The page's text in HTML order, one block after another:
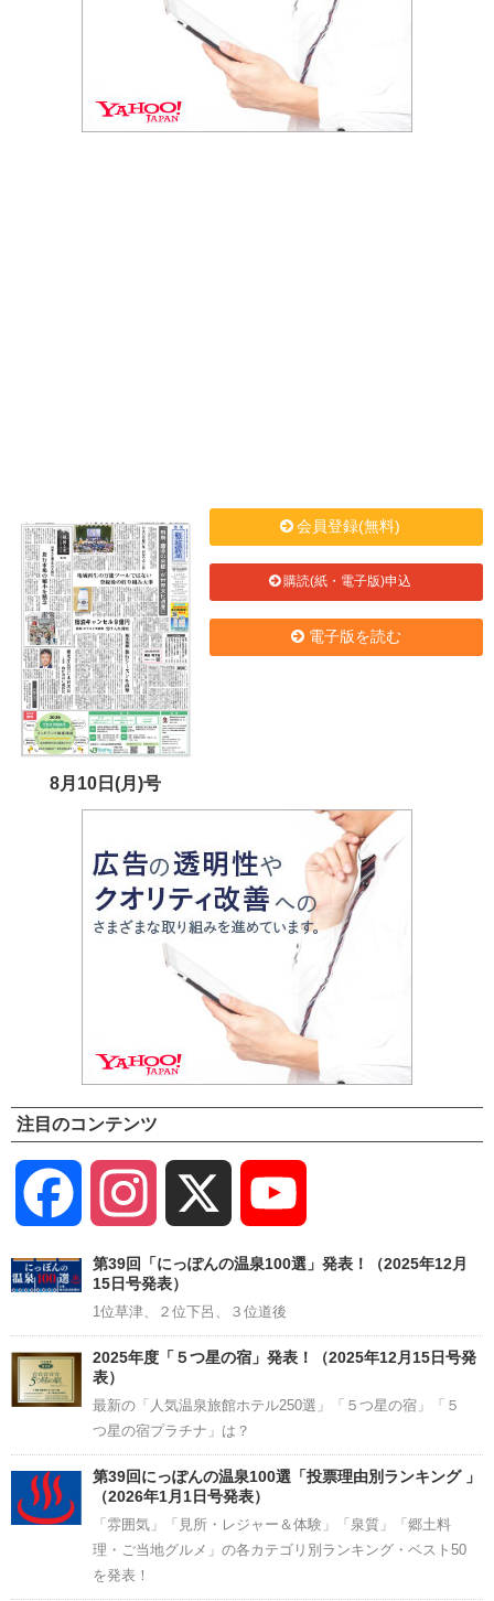
8月10日(月)号
会員登録(無料)
購読(紙・電子版)申込
電子版を読む
注目のコンテンツ
Facebook Instagram
Channel
第39回「にっぽんの温泉100選」発表！（2025年12月
15日号発表）
1位草津、２位下呂、３位道後
2025年度「５つ星の宿」発表！（2025年12月15日号発
表）
最新の「人気温泉旅館ホテル250選」「５つ星の宿」「５
つ星の宿プラチナ」は？
第39回にっぽんの温泉100選「投票理由別ランキング 」
（2026年1月1日号発表）
「雰囲気」「見所・レジャー＆体験」「泉質」「郷土料
理・ご当地グルメ」の各カテゴリ別ランキング・ベスト50
を発表！